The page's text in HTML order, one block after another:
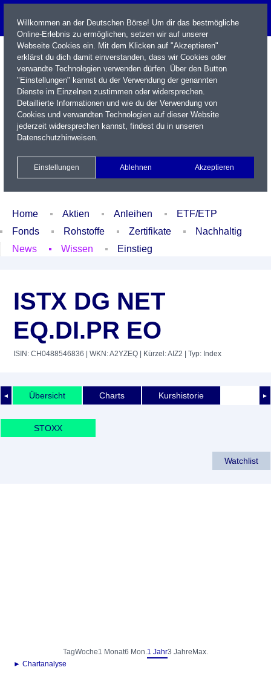
Name / WKN / ISIN / Kürzel
Xetra Realtime
Watchlist Portfolio Login
Home Aktien Anleihen
ETF/ETP
Fonds
Rohstoffe Zertifikate
Nachhaltig
News
Wissen Einstieg
ISTX DG NET
EQ.DI.PR EO
ISIN: CH0488546836 | WKN: A2YZEQ | Kürzel: AIZ2 | Typ: Index
◄ ►
Übersicht Charts Kurshistorie
STOXX
Watchlist
TagWoche1 Monat6 Mon.1 Jahr3 Jahre Max.
► Chartanalyse
Willkommen an der Deutschen Börse! Um dir das bestmögliche
Online-Erlebnis zu ermöglichen, setzen wir auf unserer
Webseite Cookies ein. Mit dem Klicken auf "Akzeptieren"
erklärst du dich damit einverstanden, dass wir Cookies oder
verwandte Technologien verwenden dürfen. Über den Button
"Einstellungen" kannst du der Verwendung der genannten
Dienste im Einzelnen zustimmen oder widersprechen.
Detaillierte Informationen und wie du der Verwendung von
Cookies und verwandten Technologien auf dieser Website
jederzeit widersprechen kannst, findest du in unseren
Datenschutzhinweisen.
Einstellungen Ablehnen Akzeptieren